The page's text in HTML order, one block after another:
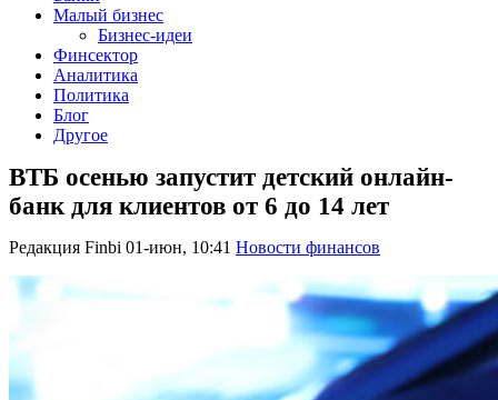
Малый бизнес
Бизнес-идеи
Финсектор
Аналитика
Политика
Блог
Другое
ВТБ осенью запустит детский онлайн-
банк для клиентов от 6 до 14 лет
Редакция Finbi 01-июн, 10:41 Новости финансов